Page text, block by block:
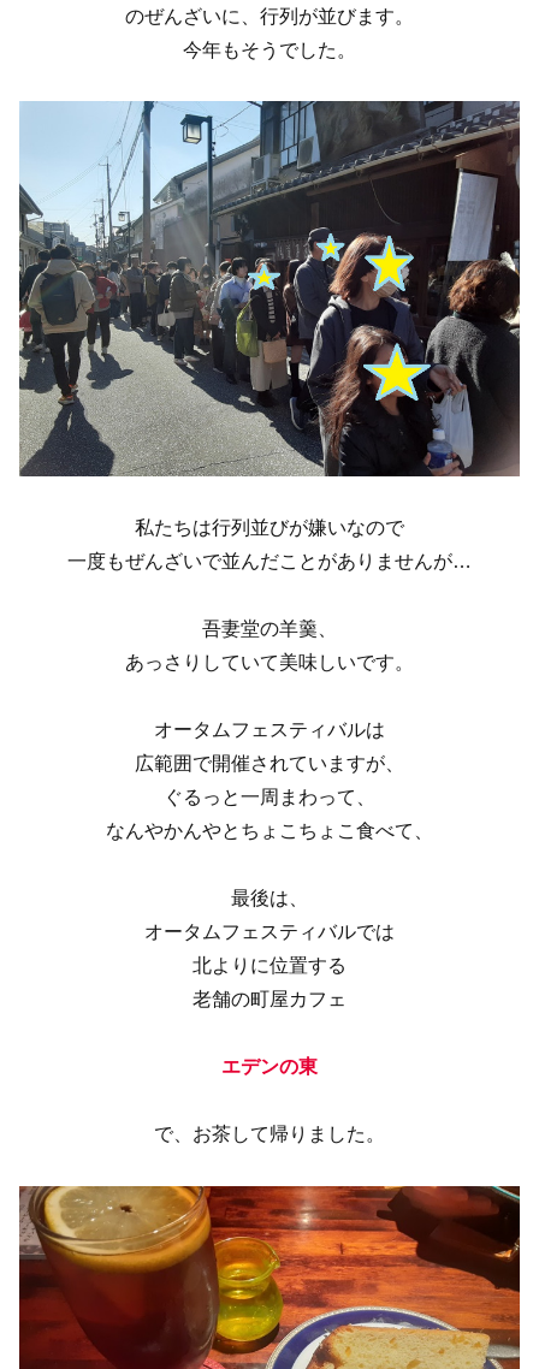
のぜんざいに、行列が並びます。
今年もそうでした。
私たちは行列並びが嫌いなので
一度もぜんざいで並んだことがありませんが…
吾妻堂の羊羹、
あっさりしていて美味しいです。
オータムフェスティバルは
広範囲で開催されていますが、
ぐるっと一周まわって、
なんやかんやとちょこちょこ食べて、
最後は、
オータムフェスティバルでは
北よりに位置する
老舗の町屋カフェ
エデンの東
で、お茶して帰りました。